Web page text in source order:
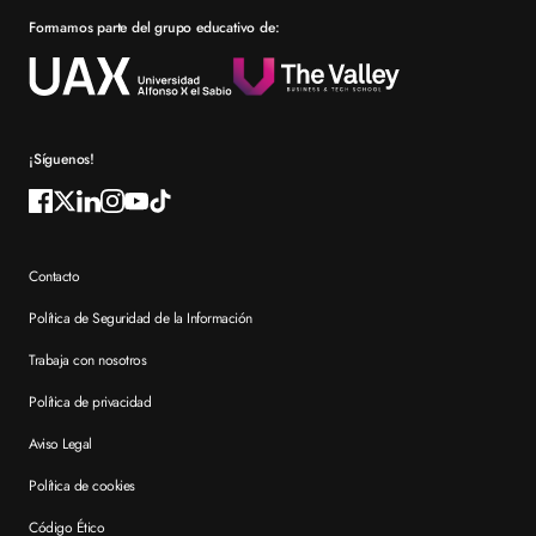
Por qué elegir XTART
Reconocimientos
Formamos parte del grupo educativo de:
¡Síguenos!
Contacto
Política de Seguridad de la Información
Trabaja con nosotros
Política de privacidad
Aviso Legal
Política de cookies
Código Ético